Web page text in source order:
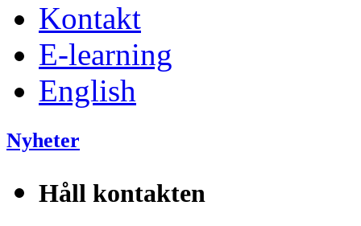
Kontakt
E-learning
English
Nyheter
Håll kontakten